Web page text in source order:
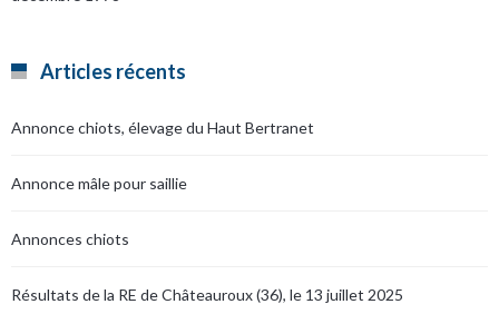
Articles récents
Annonce chiots, élevage du Haut Bertranet
Annonce mâle pour saillie
Annonces chiots
Résultats de la RE de Châteauroux (36), le 13 juillet 2025